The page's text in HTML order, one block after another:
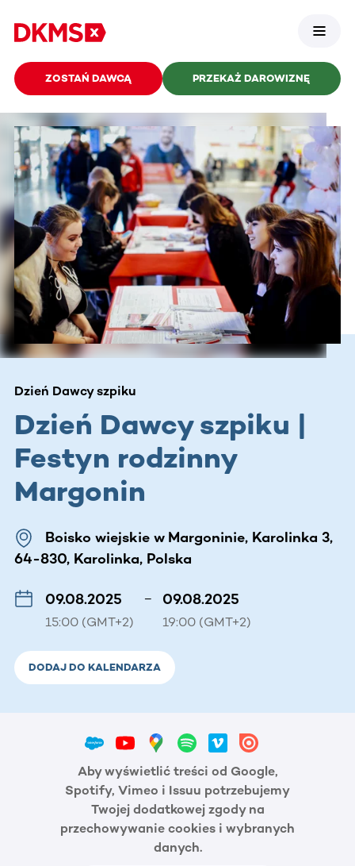
ZOSTAŃ DAWCĄ PRZEKAŻ DAROWIZNĘ
Dzień Dawcy szpiku
Dzień Dawcy szpiku |
Festyn rodzinny
Margonin
Boisko wiejskie w Margoninie, Karolinka 3,
64-830, Karolinka, Polska
09.08.2025
15:00 (GMT+2)
– 09.08.2025
19:00 (GMT+2)
DODAJ DO KALENDARZA
Aby wyświetlić treści od Google,
Spotify, Vimeo i Issuu potrzebujemy
Twojej dodatkowej zgody na
przechowywanie cookies i wybranych
danych.